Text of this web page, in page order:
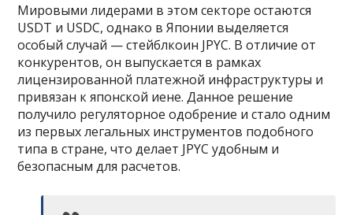
Мировыми лидерами в этом секторе остаются
USDT и USDC, однако в Японии выделяется
особый случай — стейблкоин JPYC. В отличие от
конкурентов, он выпускается в рамках
лицензированной платежной инфраструктуры и
привязан к японской иене. Данное решение
получило регуляторное одобрение и стало одним
из первых легальных инструментов подобного
типа в стране, что делает JPYC удобным и
безопасным для расчетов.